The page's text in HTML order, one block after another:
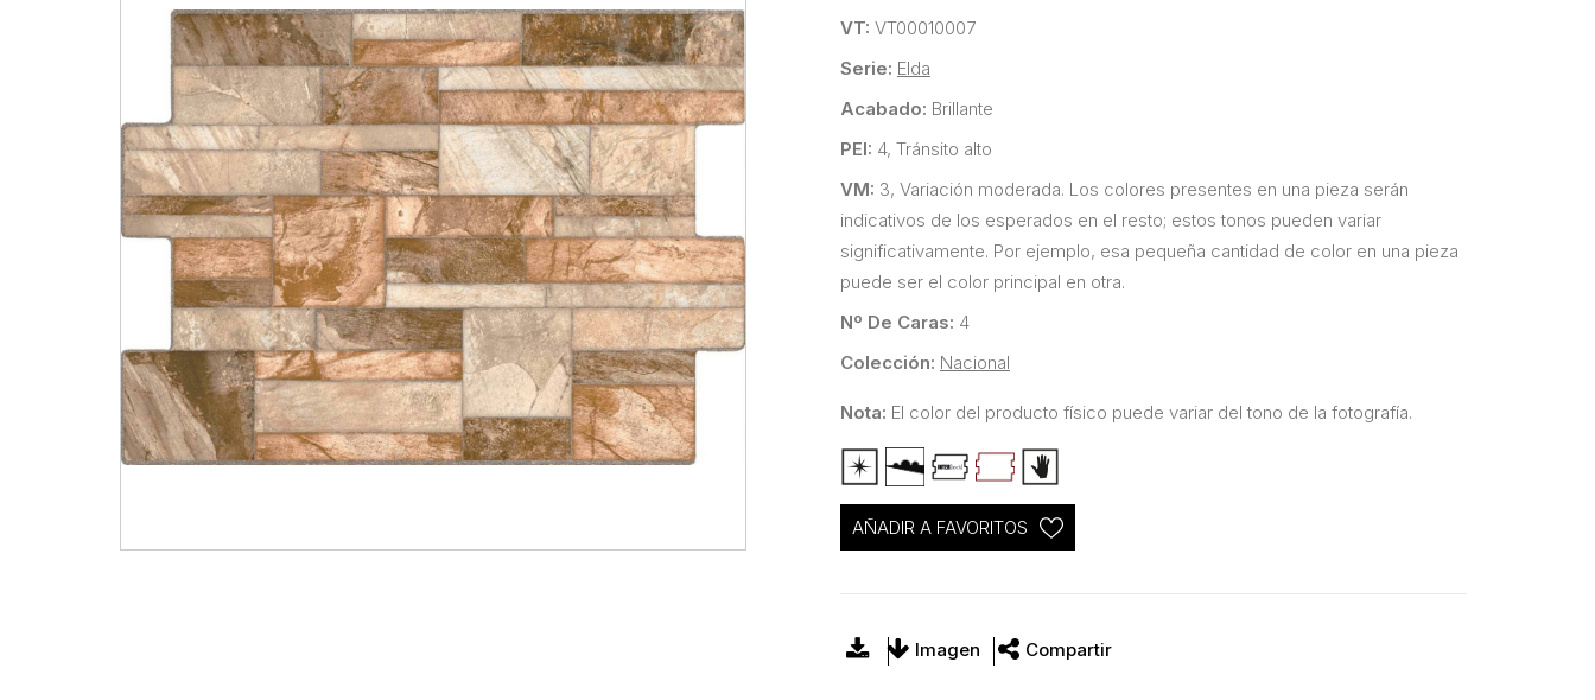
VT: VT00010007
Serie: Elda
Acabado: Brillante
PEI: 4, Tránsito alto
VM: 3, Variación moderada. Los colores presentes en una pieza serán
indicativos de los esperados en el resto; estos tonos pueden variar
significativamente. Por ejemplo, esa pequeña cantidad de color en una pieza
puede ser el color principal en otra.
Nº De Caras: 4
Colección: Nacional
Nota: El color del producto físico puede variar del tono de la fotografía.
AÑADIR A FAVORITOS
Imagen Compartir